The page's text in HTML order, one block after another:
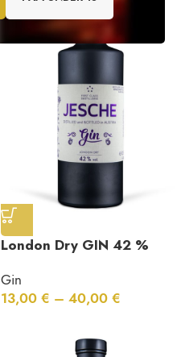
London Dry GIN 42 %
Gin
13,00 € – 40,00 €